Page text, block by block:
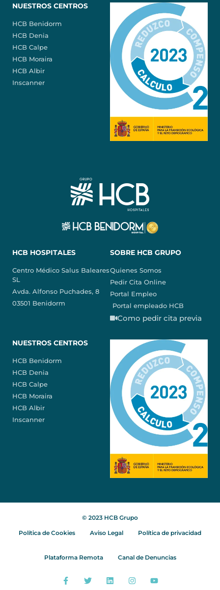
NUESTROS CENTROS
HCB Benidorm
HCB Denia
HCB Calpe
HCB Moraira
HCB Albir
Inscanner
HCB HOSPITALES
Centro Médico Salus Baleares
SL
Avda. Alfonso Puchades, 8
03501 Benidorm
SOBRE HCB GRUPO
Quienes Somos
Pedir Cita Online
Portal Empleo
Portal empleado HCB
Como pedir cita previa
NUESTROS CENTROS
HCB Benidorm
HCB Denia
HCB Calpe
HCB Moraira
HCB Albir
Inscanner
© 2023 HCB Grupo
Política de Cookies Aviso Legal Política de privacidad
Plataforma Remota Canal de Denuncias